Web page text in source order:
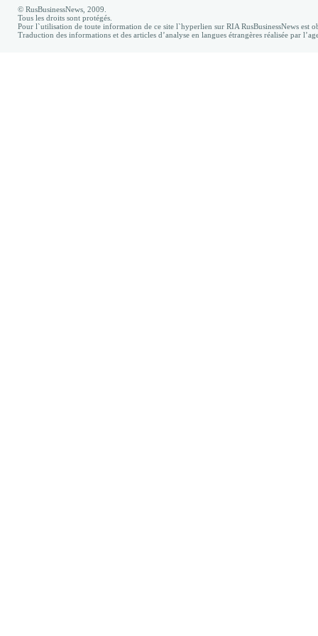
© RusBusinessNews, 2009.
Tous les droits sont protégés.
Pour l`utilisation de toute information de ce site l`hyperlien sur RIA RusBusinessNews est
Traduction des informations et des articles d’analyse en langues étrangères réalisée par